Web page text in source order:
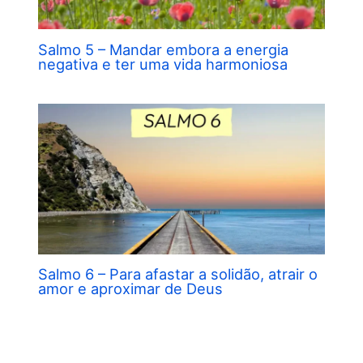
Salmo 5 – Mandar embora a energia
negativa e ter uma vida harmoniosa
Salmo 6 – Para afastar a solidão, atrair o
amor e aproximar de Deus